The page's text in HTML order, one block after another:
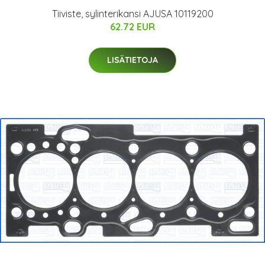
Tiiviste, sylinterikansi AJUSA 10119200
62.72 EUR
LISÄTIETOJA